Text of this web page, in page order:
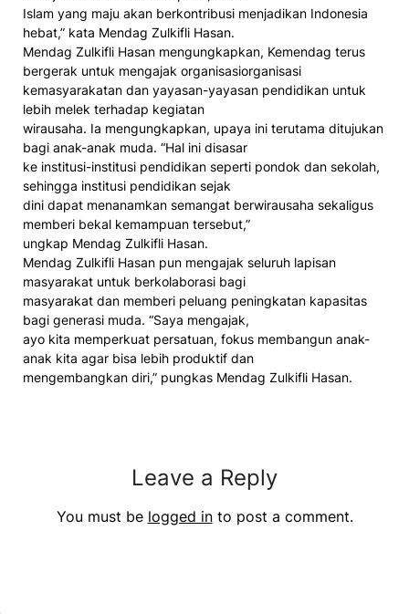
Islam yang maju akan berkontribusi menjadikan Indonesia
hebat,” kata Mendag Zulkifli Hasan.
Mendag Zulkifli Hasan mengungkapkan, Kemendag terus
bergerak untuk mengajak organisasiorganisasi
kemasyarakatan dan yayasan-yayasan pendidikan untuk
lebih melek terhadap kegiatan
wirausaha. Ia mengungkapkan, upaya ini terutama ditujukan
bagi anak-anak muda. “Hal ini disasar
ke institusi-institusi pendidikan seperti pondok dan sekolah,
sehingga institusi pendidikan sejak
dini dapat menanamkan semangat berwirausaha sekaligus
memberi bekal kemampuan tersebut,”
ungkap Mendag Zulkifli Hasan.
Mendag Zulkifli Hasan pun mengajak seluruh lapisan
masyarakat untuk berkolaborasi bagi
masyarakat dan memberi peluang peningkatan kapasitas
bagi generasi muda. “Saya mengajak,
ayo kita memperkuat persatuan, fokus membangun anak-
anak kita agar bisa lebih produktif dan
mengembangkan diri,” pungkas Mendag Zulkifli Hasan.
Leave a Reply
You must be logged into post a comment.